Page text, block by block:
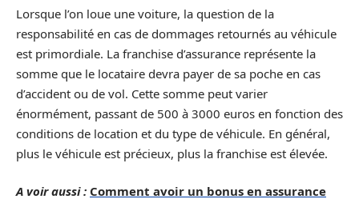
Lorsque l’on loue une voiture, la question de la
responsabilité en cas de dommages retournés au véhicule
est primordiale. La franchise d’assurance représente la
somme que le locataire devra payer de sa poche en cas
d’accident ou de vol. Cette somme peut varier
énormément, passant de 500 à 3000 euros en fonction des
conditions de location et du type de véhicule. En général,
plus le véhicule est précieux, plus la franchise est élevée.
A voir aussi : Comment avoir un bonus en assurance